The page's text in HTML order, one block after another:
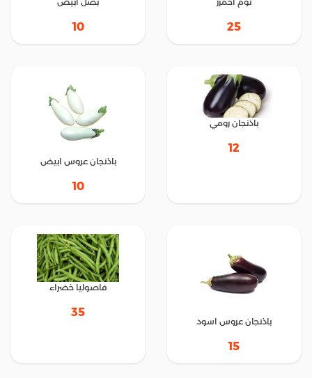
25
10
باذنجان رومي
12
باذنجان عروس ابيض
10
باذنجان عروس اسود
15
فاصوليا خضراء
35